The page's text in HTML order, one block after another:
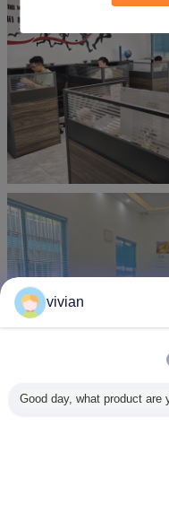
vivian
Good day, what product are